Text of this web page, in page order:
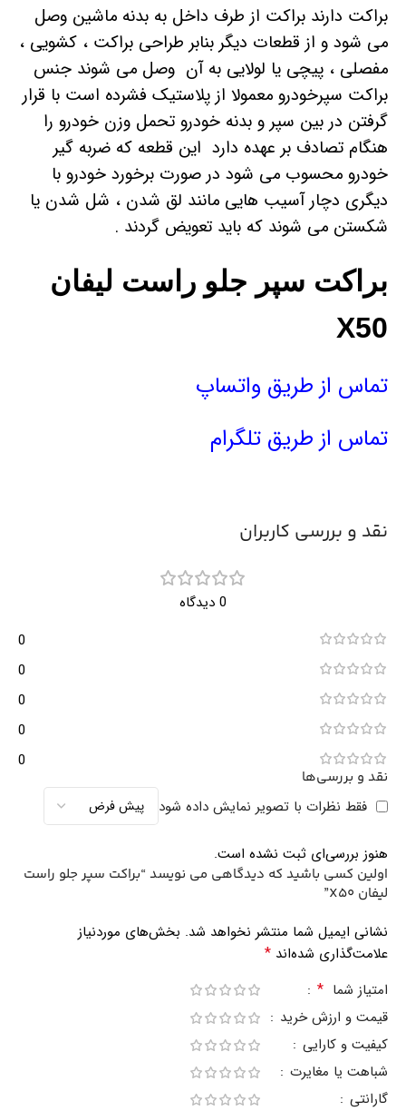
براکت دارند براکت از طرف داخل به بدنه ماشین وصل
می شود و از قطعات دیگر بنابر طراحی براکت ، کشویی ،
مفصلی ، پیچی یا لولایی به آن وصل می شوند جنس
براکت سپرخودرو معمولا از پلاستیک فشرده است با قرار
گرفتن در بین سپر و بدنه خودرو تحمل وزن خودرو را
هنگام تصادف بر عهده دارد این قطعه که ضربه گیر
خودرو محسوب می شود در صورت برخورد خودرو با
دیگری دچار آسیب هایی مانند لق شدن ، شل شدن یا
شکستن می شوند که باید تعویض گردند .
براکت سپر جلو راست لیفان
X50
تماس از طریق واتساپ
تماس از طریق تلگرام
نقد و بررسی کاربران
0 دیدگاه
0
0
0
0
0
نقد و بررسی‌ها
فقط نظرات با تصویر نمایش داده شود
هنوز بررسی‌ای ثبت نشده است.
اولین کسی باشید که دیدگاهی می نویسد “براکت سپر جلو راست
لیفان X50”
نشانی ایمیل شما منتشر نخواهد شد. بخش‌های موردنیاز
علامت‌گذاری شده‌اند *
امتیاز شما *
قیمت و ارزش خرید
کیفیت و کارایی
شباهت یا مغایرت
گارانتی